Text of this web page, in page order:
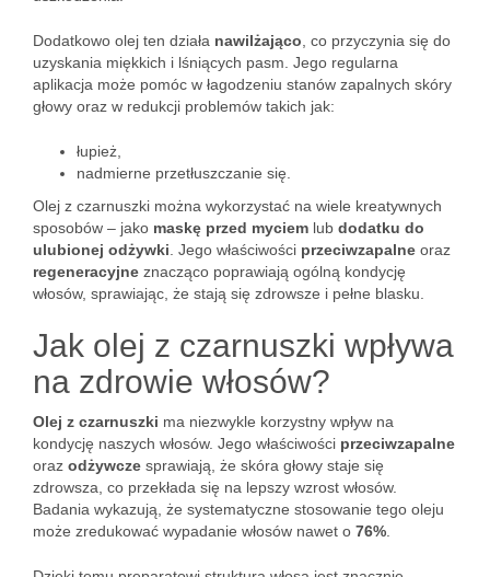
Dodatkowo olej ten działa nawilżająco , co przyczynia się do
uzyskania miękkich i lśniących pasm. Jego regularna
aplikacja może pomóc w łagodzeniu stanów zapalnych skóry
głowy oraz w redukcji problemów takich jak:
łupież,
nadmierne przetłuszczanie się.
Olej z czarnuszki można wykorzystać na wiele kreatywnych
sposobów – jako maskę przed myciem lub dodatku do
ulubionej odżywki . Jego właściwości przeciwzapalne oraz
regeneracyjne znacząco poprawiają ogólną kondycję
włosów, sprawiając, że stają się zdrowsze i pełne blasku.
Jak olej z czarnuszki wpływa
na zdrowie włosów?
Olej z czarnuszki ma niezwykle korzystny wpływ na
kondycję naszych włosów. Jego właściwości przeciwzapalne
oraz odżywcze sprawiają, że skóra głowy staje się
zdrowsza, co przekłada się na lepszy wzrost włosów.
Badania wykazują, że systematyczne stosowanie tego oleju
może zredukować wypadanie włosów nawet o 76%